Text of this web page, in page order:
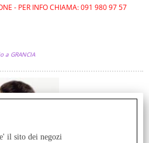
- PER INFO CHIAMA: 091 980 97 57
GRANCIA
il sito dei negozi